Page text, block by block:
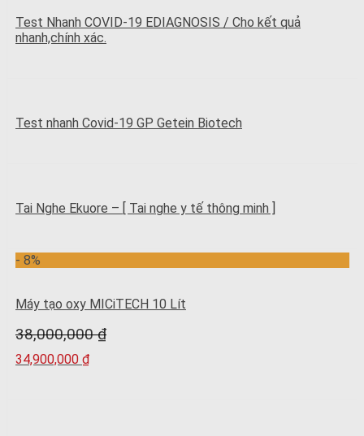
Test Nhanh COVID-19 EDIAGNOSIS / Cho kết quả
nhanh,chính xác.
Test nhanh Covid-19 GP Getein Biotech
Tai Nghe Ekuore – [ Tai nghe y tế thông minh ]
- 8%
Máy tạo oxy MICiTECH 10 Lít
38,000,000₫
34,900,000 ₫